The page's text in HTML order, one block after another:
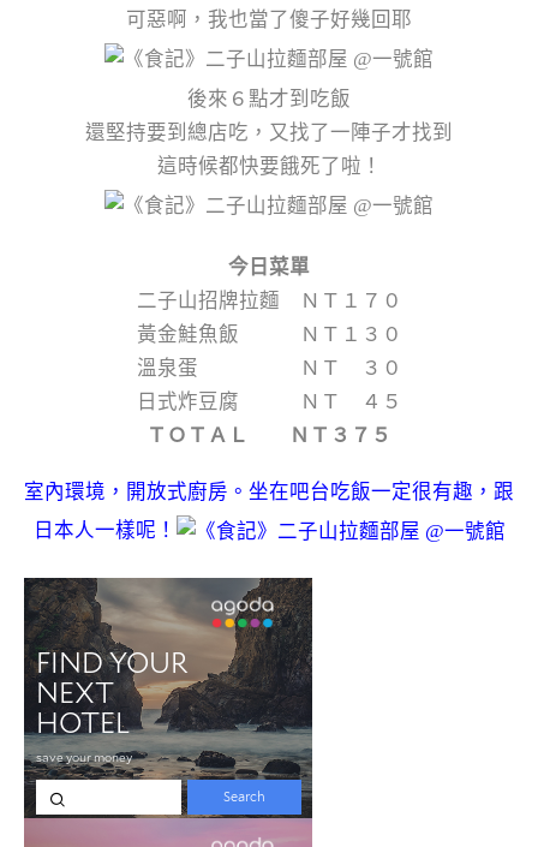
可惡啊，我也當了傻子好幾回耶
後來６點才到吃飯
還堅持要到總店吃，又找了一陣子才找到
這時候都快要餓死了啦！
今日菜單
二子山招牌拉麵 ＮＴ１７０
黃金鮭魚飯 ＮＴ１３０
溫泉蛋 ＮＴ ３０
日式炸豆腐 ＮＴ ４５
ＴＯＴＡＬ ＮＴ３７５
室內環境，開放式廚房。坐在吧台吃飯一定很有趣，跟
日本人一樣呢！